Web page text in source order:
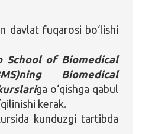
davlat fuqarosi bo‘lishi
School of Biomedical
Biomedical
ga o‘qishga qabul
kerak.
kunduzgi tartibda